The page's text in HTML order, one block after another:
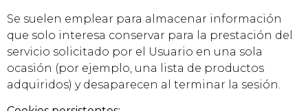
Se suelen emplear para almacenar información
que solo interesa conservar para la prestación del
servicio solicitado por el Usuario en una sola
ocasión (por ejemplo, una lista de productos
adquiridos) y desaparecen al terminar la sesión.